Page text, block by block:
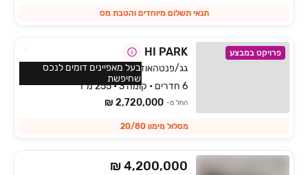
תנאי תשלום מיוחדים והטבת מס
פרויקט במבצע HI PARK
גג/פנטהאוז, פנחס ספיר, מגדל העמק
6 חדרים • קומה 3 • 255 מ״ר
החל מ- 2,720,000 ₪
מסלול מימון 20/80
בעל מאפיינים דומים לנכס
שחיפשת
₪ 4,200,000